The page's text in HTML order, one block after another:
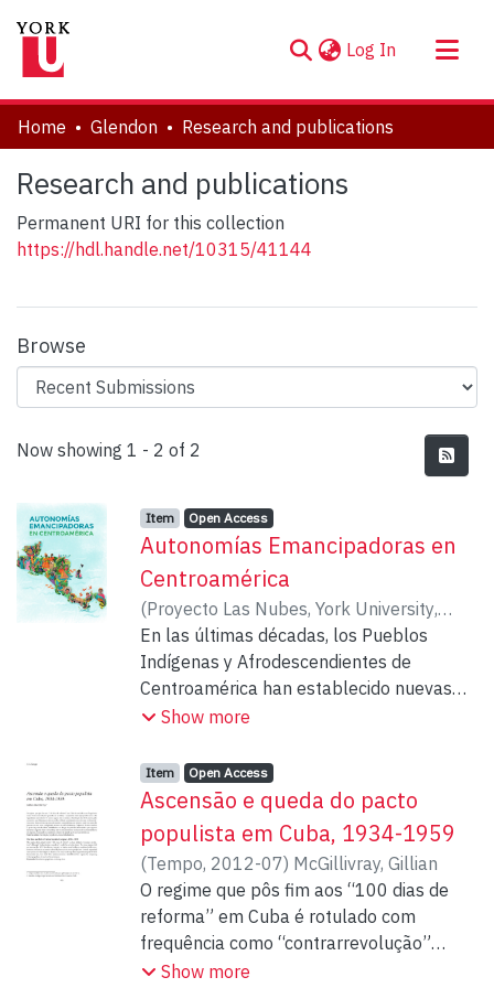
Log In (current)
About
Communities & Collections
Browse YorkSpace
Statistics
Home Glendon Research and publications
Research and publications
Permanent URI for this collection
https://hdl.handle.net/10315/41144
Browse
Recent Submissions
Now showing 1 - 2 of 2
Item type:
Item, Access status:
Open Access,
Autonomías Emancipadoras en
Centroamérica
(Proyecto Las Nubes, York University,
2023-06-08)Proyecto Las Nubes, York
University
En las últimas décadas, los Pueblos
Indígenas y Afrodescendientes de
Centroamérica han establecido nuevas
formas de autorrepresentación,
territorial. Este libro electrónico presenta
las deliberaciones de un taller de
intercambio de conocimientos celebrado
en Costa Rica, en el EcoCampus Las
Nubes de la Universidad de York, del 19
al 23 de abril de 2022. El encuentro –
apoyado por una subvención del Consejo
de Ciencias Sociales y Humanidades de
Canadá (SSHRC) – contó con la asistencia
Show more
Item type:
Item, Access status:
Open Access,
Ascensão e queda do pacto
populista em Cuba, 1934-1959
(Tempo, 2012-07) McGillivray, Gillian
O regime que pôs fim aos “100 dias de
reforma” em Cuba é rotulado com
frequência como “contrarrevolução”
quando, na verdade, a expressão mais
Show more